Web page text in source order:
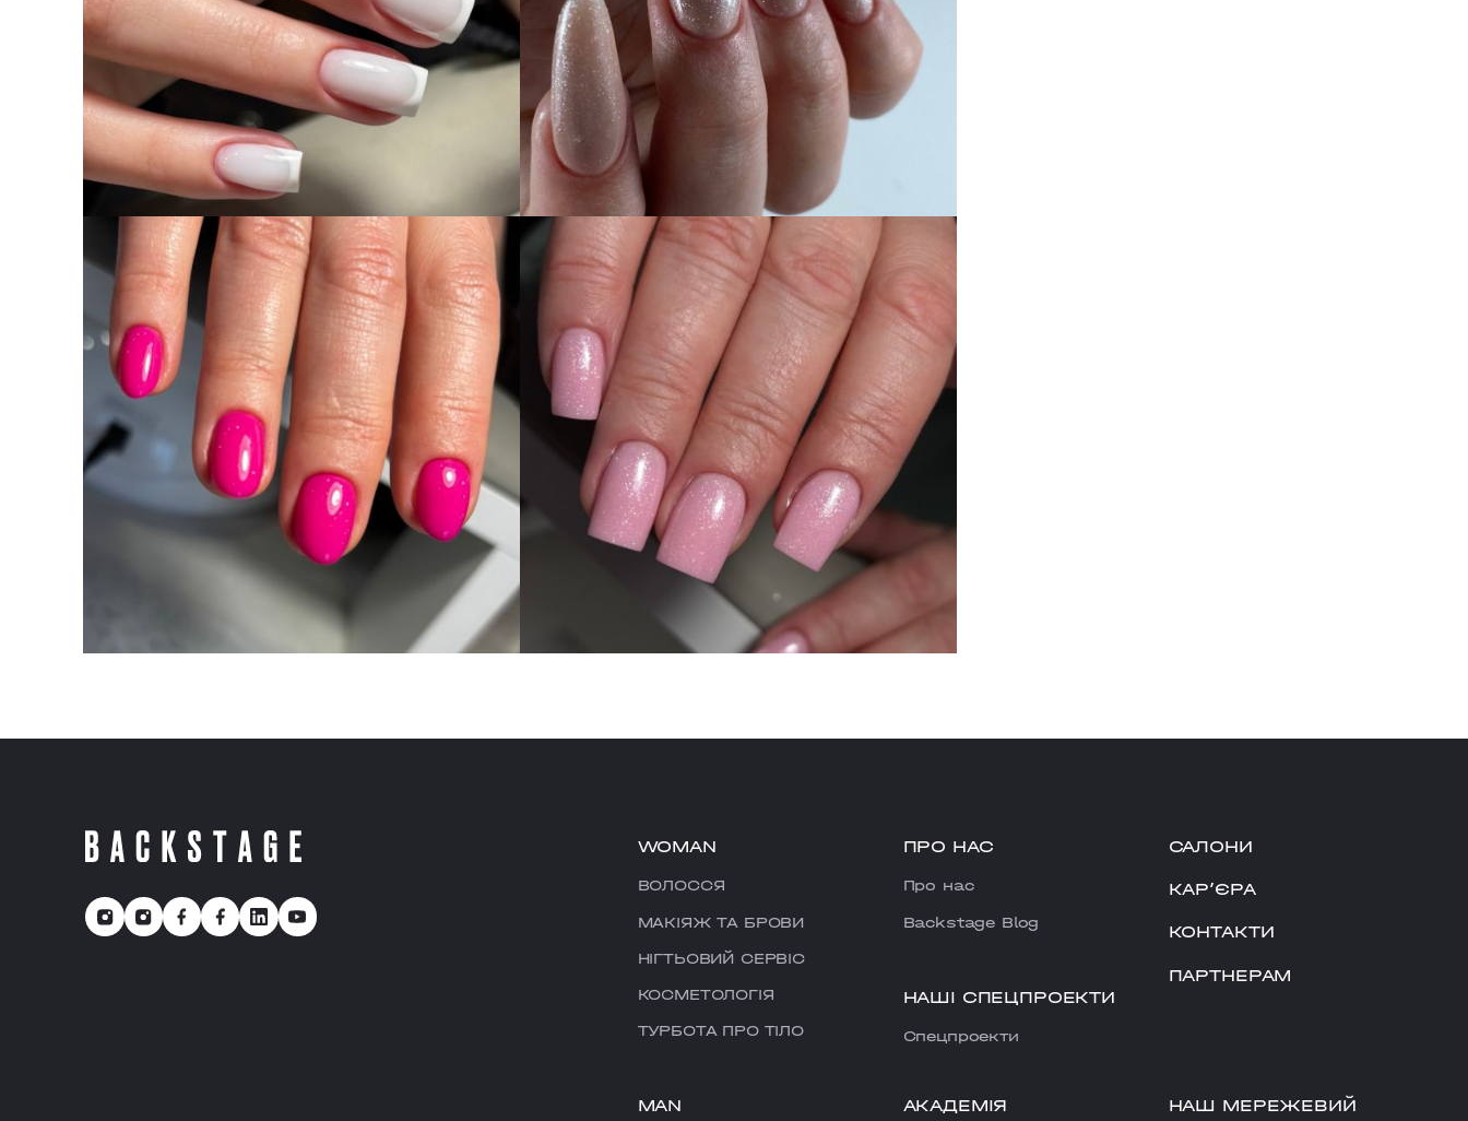
WOMAN
ВОЛОССЯ
МАКІЯЖ ТА БРОВИ
НІГТЬОВИЙ СЕРВІС
КОСМЕТОЛОГІЯ
ТУРБОТА ПРО ТІЛО
MAN
ПРО НАС
Про нас
Backstage Blog
НАШІ СПЕЦПРОЕКТИ
Cпецпроекти
САЛОНИ
КАРʼЄРА
КОНТАКТИ
ПАРТНЕРАМ
АКАДЕМІЯ
НАШ МЕРЕЖЕВИЙ